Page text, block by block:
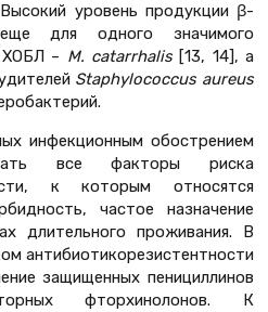
уровень продукции β-
для одного значимого
ХОБЛ – M. catarrhalis [13, 14], а
Staphylococcus aureus
инфекционным обострением
все факторы риска
к которым относятся
частое назначение
длительного проживания. В
антибиотикорезистентности
защищенных пенициллинов
фторхинолонов. К